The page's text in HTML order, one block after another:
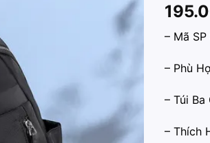
wishlist
– Mã SP
– Phù
– Túi
– Thích